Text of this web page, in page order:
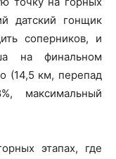
датский гонщик
соперников, и
на финальном
(14,5 км, перепад
максимальный
этапах, где